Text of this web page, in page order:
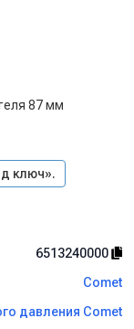
87 мм
ключ».
6513240000
Comet
давления Comet